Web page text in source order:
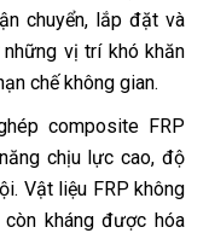
chuyển, lắp đặt và
vị trí khó khăn
chế không gian.
composite FRP
chịu lực cao, độ
Vật liệu FRP không
kháng được hóa